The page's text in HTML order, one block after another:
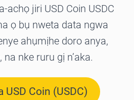
achọ jiri USD Coin USDC
ọ bụ nweta data ngwa
ahụmịhe doro anya,
nke ruru gị n’aka.
USD Coin (USDC)